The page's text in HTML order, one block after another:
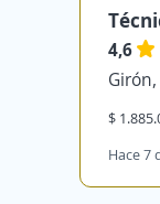
4,6
$
Hace 7